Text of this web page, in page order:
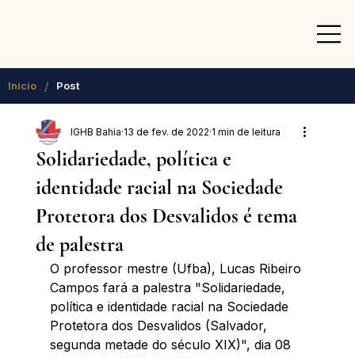
Início / Post
Solidariedade, política e
identidade racial na Sociedade
Protetora dos Desvalidos é tema
de palestra
IGHB Bahia 13 de fev. de 2022 1 min de leitura
O professor mestre (Ufba), Lucas Ribeiro
Campos fará a palestra "Solidariedade,
política e identidade racial na Sociedade
Protetora dos Desvalidos (Salvador,
segunda metade do século XIX)", dia 08